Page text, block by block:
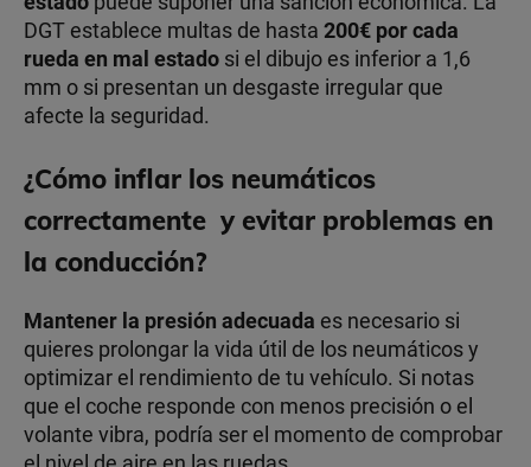
DGT establece multas de hasta 200€ por cada
rueda en mal estado si el dibujo es inferior a 1,6
mm o si presentan un desgaste irregular que
afecte la seguridad.
¿Cómo inflar los neumáticos
correctamente y evitar problemas en
la conducción?
Mantener la presión adecuada es necesario si
quieres prolongar la vida útil de los neumáticos y
optimizar el rendimiento de tu vehículo. Si notas
que el coche responde con menos precisión o el
volante vibra, podría ser el momento de comprobar